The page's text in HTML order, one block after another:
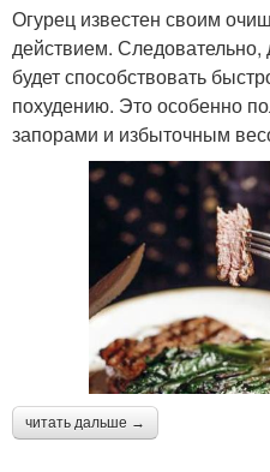
Огурец известен своим
действием. Следовательно,
будет способствовать
похудению. Это особенно
запорами и избыточным
читать дальше →